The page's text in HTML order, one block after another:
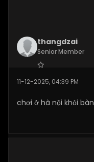
thangdzai
Senior Member
Posts:280
11-12-2025, 04:39 PM
chơi ở hà nội khỏi bàn